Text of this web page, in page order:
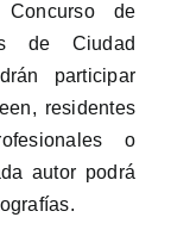
de
de Ciudad
participar
residentes
o
autor podrá